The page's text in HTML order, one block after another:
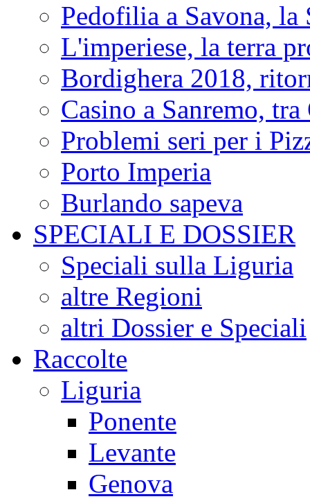
Pedofilia a Savona, la
L'imperiese, la terra
Bordighera 2018,
Casino a Sanremo,
Problemi seri per i
Porto Imperia
Burlando sapeva
SPECIALI E DOSSIER
Speciali sulla Liguria
altre Regioni
altri Dossier e Speciali
Raccolte
Liguria
Ponente
Levante
Genova